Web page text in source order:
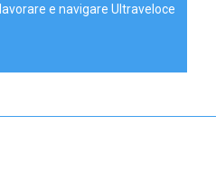
lavorare e navigare Ultraveloce